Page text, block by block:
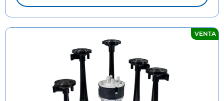
VENTA